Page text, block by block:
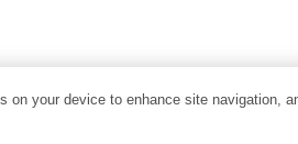
on your device to enhance site navigation,